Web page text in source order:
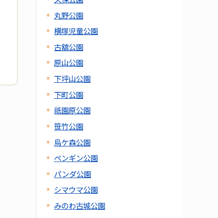
丸野公園
横塚児童公園
古舘公園
原山公園
下坪山公園
下町公園
祇園原公園
笹竹公園
烏ケ森公園
ペンギン公園
パンダ公園
シマウマ公園
みのわ古城公園